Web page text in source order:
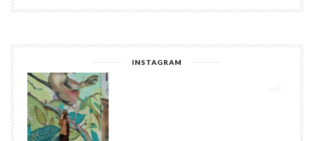
INSTAGRAM